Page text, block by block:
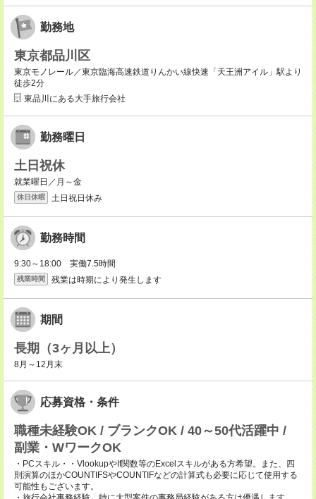
勤務地
東京都品川区
東京モノレール／東京臨海高速鉄道りんかい線快速「天王洲アイル」駅より
徒歩2分
東品川にある大手旅行会社
勤務曜日
土日祝休
就業曜日／月～金
休日休暇 土日祝日休み
勤務時間
9:30～18:00 実働7.5時間
残業時間 残業は時期により発生します
期間
長期（3ヶ月以上）
8月～12月末
応募資格・条件
職種未経験OK / ブランクOK / 40～50代活躍中 /
副業・WワークOK
・PCスキル・・VlookupやIf関数等のExcelスキルがある方希望。また、四
則演算のほかCOUNTIFSやCOUNTIFなどの計算式も必要に応じて使用する
可能性もございます。